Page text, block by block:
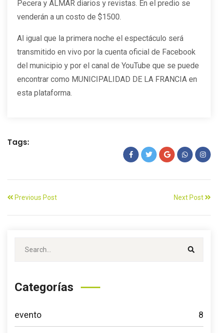
Pecera y ALMAR diarios y revistas. En el predio se
venderán a un costo de $1500.
Al igual que la primera noche el espectáculo será
transmitido en vivo por la cuenta oficial de Facebook
del municipio y por el canal de YouTube que se puede
encontrar como MUNICIPALIDAD DE LA FRANCIA en
esta plataforma.
Tags:
Previous Post Next Post
Categorías
evento 8